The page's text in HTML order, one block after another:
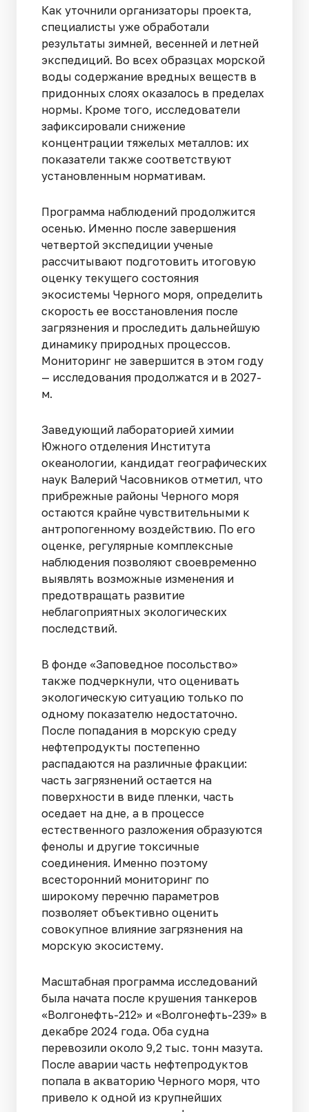
Как уточнили организаторы проекта,
специалисты уже обработали
результаты зимней, весенней и летней
экспедиций. Во всех образцах морской
воды содержание вредных веществ в
придонных слоях оказалось в пределах
нормы. Кроме того, исследователи
зафиксировали снижение
концентрации тяжелых металлов: их
показатели также соответствуют
установленным нормативам.
Программа наблюдений продолжится
осенью. Именно после завершения
четвертой экспедиции ученые
рассчитывают подготовить итоговую
оценку текущего состояния
экосистемы Черного моря, определить
скорость ее восстановления после
загрязнения и проследить дальнейшую
динамику природных процессов.
Мониторинг не завершится в этом году
— исследования продолжатся и в 2027-
м.
Заведующий лабораторией химии
Южного отделения Института
океанологии, кандидат географических
наук Валерий Часовников отметил, что
прибрежные районы Черного моря
остаются крайне чувствительными к
антропогенному воздействию. По его
оценке, регулярные комплексные
наблюдения позволяют своевременно
выявлять возможные изменения и
предотвращать развитие
неблагоприятных экологических
последствий.
В фонде «Заповедное посольство»
также подчеркнули, что оценивать
экологическую ситуацию только по
одному показателю недостаточно.
После попадания в морскую среду
нефтепродукты постепенно
распадаются на различные фракции:
часть загрязнений остается на
поверхности в виде пленки, часть
оседает на дне, а в процессе
естественного разложения образуются
фенолы и другие токсичные
соединения. Именно поэтому
всесторонний мониторинг по
широкому перечню параметров
позволяет объективно оценить
совокупное влияние загрязнения на
морскую экосистему.
Масштабная программа исследований
была начата после крушения танкеров
«Волгонефть-212» и «Волгонефть-239» в
декабре 2024 года. Оба судна
перевозили около 9,2 тыс. тонн мазута.
После аварии часть нефтепродуктов
попала в акваторию Черного моря, что
привело к одной из крупнейших